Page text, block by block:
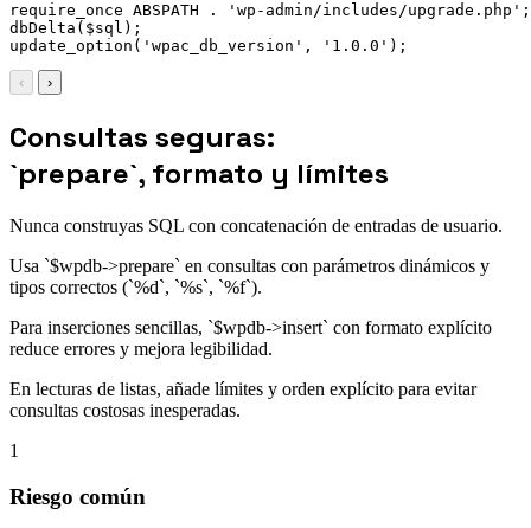
require_once ABSPATH . 'wp-admin/includes/upgrade.php';
dbDelta($sql);
update_option('wpac_db_version', '1.0.0');
‹ ›
Consultas seguras:
`prepare`, formato y límites
Nunca construyas SQL con concatenación de entradas de usuario.
Usa `$wpdb->prepare` en consultas con parámetros dinámicos y
tipos correctos (`%d`, `%s`, `%f`).
Para inserciones sencillas, `$wpdb->insert` con formato explícito
reduce errores y mejora legibilidad.
En lecturas de listas, añade límites y orden explícito para evitar
consultas costosas inesperadas.
1
Riesgo común